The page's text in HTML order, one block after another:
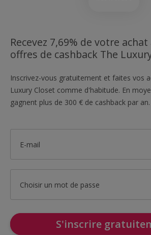
Recevez 7,69% de votre
offres de cashback The
Inscrivez-vous gratuitement et faites vos
Luxury Closet comme d'habitude. En
gagnent plus de 300 € de cashback par an.
E-mail
Choisir un mot de passe
S'inscrire